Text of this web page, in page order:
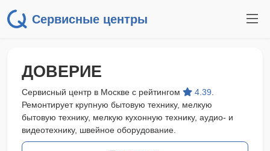
Сервисные центры
ДОВЕРИЕ
Сервисный центр в Москве с рейтингом 4.39
Ремонтирует крупную бытовую технику, мелкую
бытовую технику, мелкую кухонную технику, аудио- и
видеотехнику, швейное оборудование.